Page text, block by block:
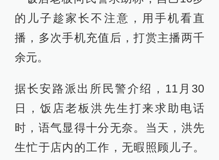
的儿子趁家长不注意，用手机看直
播，多次手机充值后，打赏主播两千
余元。
据长安路派出所民警介绍，11月30
日，饭店老板洪先生打来求助电话
时，语气显得十分无奈。当天，洪先
生忙于店内的工作，无暇照顾儿子。